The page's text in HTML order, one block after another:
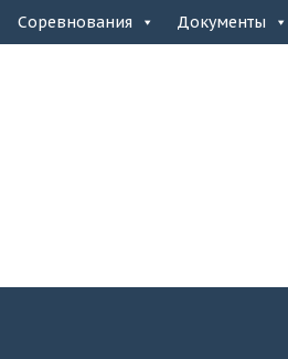
Соревнования Документы